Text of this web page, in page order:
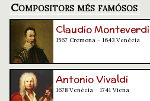
Compositors més famósos
Claudio Monteverdi
1567 Cremona - 1643 Venècia
Antonio Vivaldi
1678 Venècia - 1741 Viena